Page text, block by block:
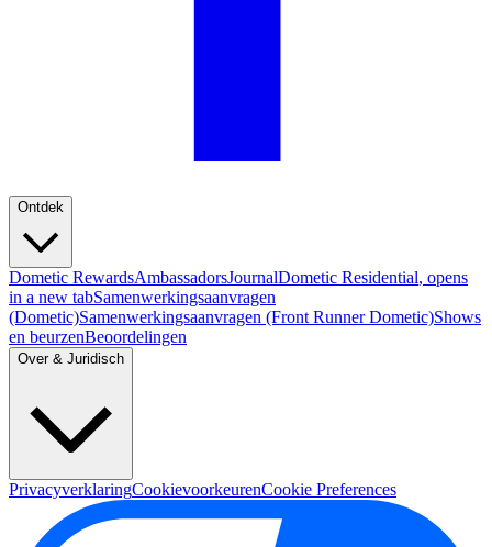
Ontdek
Dometic RewardsAmbassadorsJournalDometic Residential, opens
in a new tabSamenwerkingsaanvragen
(Dometic)Samenwerkingsaanvragen (Front Runner Dometic)Shows
en beurzenBeoordelingen
Over & Juridisch
PrivacyverklaringCookievoorkeurenCookie Preferences